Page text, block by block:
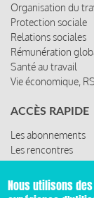
Organisation du
Protection sociale
Relations sociales
Rémunération
Santé au travail
Vie économique,
ACCÈS RAPIDE
Les abonnements
Les rencontres
Les ressources
Nous utilisons